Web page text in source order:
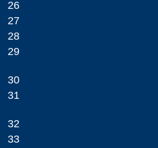
26
27
28
29
30
31
32
33